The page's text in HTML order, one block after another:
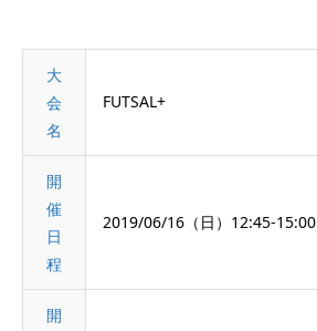
大
会
名
FUTSAL+
開
催
日
程
2019/06/16（日）12:45-15:00
開